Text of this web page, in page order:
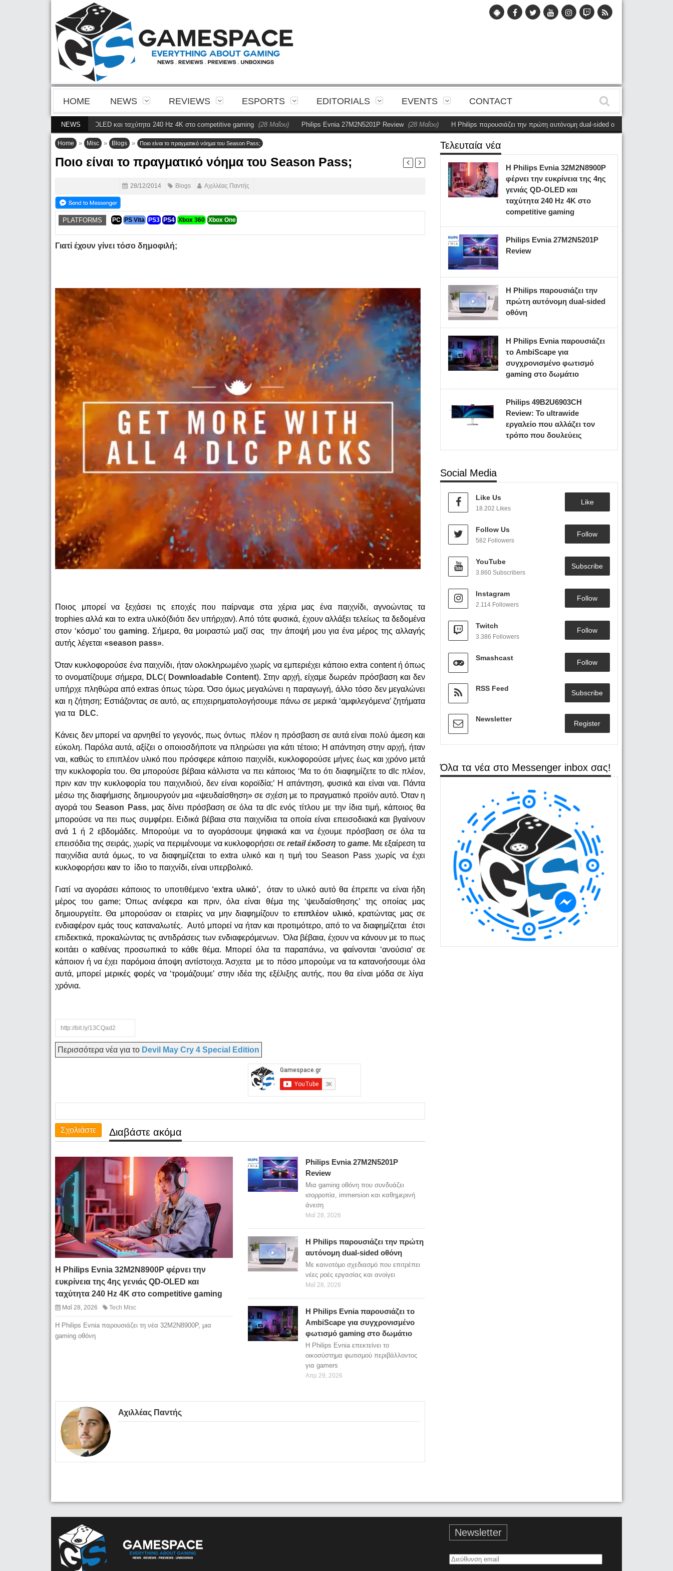
HOME NEWS REVIEWS ESPORTS EDITORIALS EVENTS CONTACT
NEWS
της 4ης γενιάς QD-OLED και ταχύτητα 240 Hz 4K στο competitive gaming (28 Μαΐου) Philips Evnia 27M2N5201P Review (28 Μαΐου) Η Philips παρουσιάζει την πρώτη αυτόνομη dual-sided οθόνη (28 Μαΐου)
Home » Misc » Blogs » Ποιο είναι το πραγματικό νόημα του Season Pass;
Ποιο είναι το πραγματικό νόημα του Season Pass;
28/12/2014 Blogs Αχιλλέας Παντής
PLATFORMS PC PS Vita PS3 PS4 Xbox 360 Xbox One
Γιατί έχουν γίνει τόσο δημοφιλή;
Ποιος μπορεί να ξεχάσει τις εποχές που παίρναμε στα χέρια μας ένα παιχνίδι, αγνοώντας τα
trophies αλλά και το extra υλικό(διότι δεν υπήρχαν). Από τότε φυσικά, έχουν αλλάξει τελείως τα δεδομένα
στον ‘κόσμο’ του gaming. Σήμερα, θα μοιραστώ μαζί σας την άποψή μου για ένα μέρος της αλλαγής
αυτής λέγεται «season pass».
Όταν κυκλοφορούσε ένα παιχνίδι, ήταν ολοκληρωμένο χωρίς να εμπεριέχει κάποιο extra content ή όπως
το ονοματίζουμε σήμερα, DLC( Downloadable Content). Στην αρχή, είχαμε δωρεάν πρόσβαση και δεν
υπήρχε πληθώρα από extras όπως τώρα. Όσο όμως μεγαλώνει η παραγωγή, άλλο τόσο δεν μεγαλώνει
και η ζήτηση; Εστιάζοντας σε αυτό, ας επιχειρηματολογήσουμε πάνω σε μερικά ‘αμφιλεγόμενα’ ζητήματα
για τα
DLC.
Κάνεις δεν μπορεί να αρνηθεί το γεγονός, πως όντως πλέον η πρόσβαση σε αυτά είναι πολύ άμεση και
εύκολη. Παρόλα αυτά, αξίζει ο οποιοσδήποτε να πληρώσει για κάτι τέτοιο; Η απάντηση στην αρχή, ήταν
ναι, καθώς το επιπλέον υλικό που πρόσφερε κάποιο παιχνίδι, κυκλοφορούσε μήνες έως και χρόνο μετά
την κυκλοφορία του. Θα μπορούσε βέβαια κάλλιστα να πει κάποιος ‘Μα το ότι διαφημίζετε το dlc πλέον,
πριν καν την κυκλοφορία του παιχνιδιού, δεν είναι κοροϊδία;’ H απάντηση, φυσικά και είναι ναι. Πάντα
μέσω της διαφήμισης δημιουργούν μια «ψευδαίσθηση» σε σχέση με το πραγματικό προϊόν αυτό. Όταν η
αγορά τουSeason Pass, μας δίνει πρόσβαση σε όλα τα dlc ενός τίτλου με την ίδια τιμή, κάποιος θα
μπορούσε να πει πως συμφέρει. Ειδικά βέβαια στα παιχνίδια τα οποία είναι επεισοδιακά και βγαίνουν
ανά 1 ή 2 εβδομάδες. Μπορούμε να το αγοράσουμε ψηφιακά και να έχουμε πρόσβαση σε όλα τα
επεισόδια της σειράς, χωρίς να περιμένουμε να κυκλοφορήσει σε retail έκδοση τοgame. Με εξαίρεση τα
παιχνίδια αυτά όμως, το να διαφημίζεται το extra υλικό και η τιμή του Season Pass χωρίς να έχει
κυκλοφορήσει καν το ίδιο το παιχνίδι, είναι υπερβολικό.
Γιατί να αγοράσει κάποιος το υποτιθέμενο ‘extra υλικό’,
όταν το υλικό αυτό θα έπρεπε να είναι ήδη
μέρος του game; Όπως ανέφερα και πριν, όλα είναι θέμα της ‘ψευδαίσθησης’ της οποίας μας
δημιουργείτε. Θα μπορούσαν οι εταιρίες να μην διαφημίζουν τοεπιπλέον υλικό, κρατώντας μας σε
ενδιαφέρoν εμάς τους καταναλωτές. Αυτό μπορεί να ήταν και προτιμότερο, από το να διαφημίζεται έτσι
επιδεκτικά, προκαλώντας τις αντιδράσεις των ενδιαφερόμενων. Όλα βέβαια, έχουν να κάνουν με το πως
κοιτάει ο καθένας προσωπικά το κάθε θέμα. Μπορεί όλα τα παραπάνω, να φαίνονται ‘ανούσια’ σε
κάποιον ή να έχει παρόμοια άποψη αντίστοιχα. Άσχετα με το πόσο μπορούμε να τα κατανοήσουμε όλα
αυτά, μπορεί μερικές φορές να ‘τρομάζουμε’ στην ιδέα της εξέλιξης αυτής, που θα είναι μόδα σε λίγα
χρόνια.
Περισσότερα νέα για το Devil May Cry 4 Special Edition
Σχολιάστε Διαβάστε ακόμα
Η Philips Evnia 32M2N8900P φέρνει την
ευκρίνεια της 4ης γενιάς QD-OLED και
ταχύτητα 240 Hz 4K στο competitive gaming
Μαΐ 28, 2026 Tech Misc
Η Philips Evnia παρουσιάζει τη νέα 32M2N8900P, μια
gaming οθόνη
Philips Evnia 27M2N5201P
Review
Μια gaming οθόνη που συνδυάζει
ισορροπία, immersion και καθημερινή
άνεση
Μαΐ 28, 2026
Η Philips παρουσιάζει την πρώτη
αυτόνομη dual-sided οθόνη
Με καινοτόμο σχεδιασμό που επιτρέπει
νέες ροές εργασίας και ανοίγει
Μαΐ 28, 2026
Η Philips Evnia παρουσιάζει το
AmbiScape για συγχρονισμένο
φωτισμό gaming στο δωμάτιο
Η Philips Evnia επεκτείνει το
οικοσύστημα φωτισμού περιβάλλοντος
για gamers
Απρ 29, 2026
Αχιλλέας Παντής
Τελευταία νέα
Η Philips Evnia 32M2N8900P
φέρνει την ευκρίνεια της 4ης
γενιάς QD-OLED και
ταχύτητα 240 Hz 4K στο
competitive gaming
Philips Evnia 27M2N5201P
Review
Η Philips παρουσιάζει την
πρώτη αυτόνομη dual-sided
οθόνη
Η Philips Evnia παρουσιάζει
το AmbiScape για
συγχρονισμένο φωτισμό
gaming στο δωμάτιο
Philips 49B2U6903CH
Review: Το ultrawide
εργαλείο που αλλάζει τον
τρόπο που δουλεύεις
Social Media
Like Us
18.202 Likes
Like
Follow Us
582 Followers
Follow
YouTube
3.860 Subscribers
Subscribe
Instagram
2.114 Followers
Follow
Twitch
3.386 Followers
Follow
Smashcast
Follow
RSS Feed
Subscribe
Newsletter
Register
Όλα τα νέα στο Messenger inbox σας!
Newsletter
Διεύθυνση